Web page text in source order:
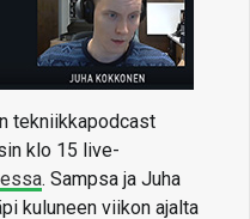
tekniikkapodcast
klo 15 live-
. Sampsa ja Juha
kuluneen viikon ajalta